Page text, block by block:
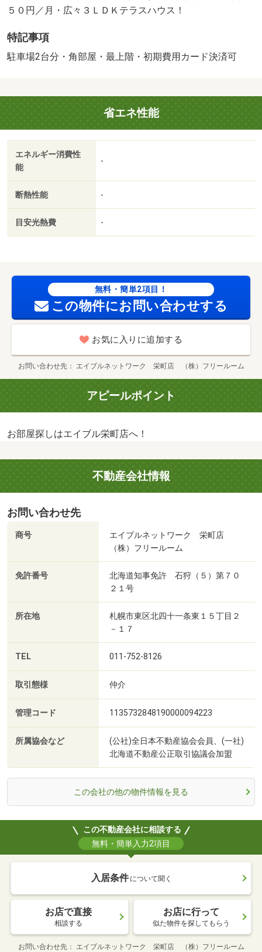
５０円／月・広々３ＬＤＫテラスハウス！
特記事項
駐車場2台分・角部屋・最上階・初期費用カード決済可
省エネ性能
エネルギー消費性
能
-
断熱性能 -
目安光熱費 -
無料・簡単2項目！
この物件にお問い合わせする
お気に入りに追加する
お問い合わせ先 エイブルネットワーク 栄町店 （株）フリールーム
アピールポイント
お部屋探しはエイブル栄町店へ！
不動産会社情報
お問い合わせ先
商号
エイブルネットワーク 栄町店
（株）フリールーム
免許番号
北海道知事免許 石狩（５）第７０
２１号
所在地
札幌市東区北四十一条東１５丁目２
－１７
TEL 011-752-8126
取引態様 仲介
管理コード 1135732848190000094223
所属協会など
(公社)全日本不動産協会会員、(一社)
北海道不動産公正取引協議会加盟
この会社の他の物件情報を見る
この不動産会社に相談する
無料・簡単入力2項目
入居条件 について聞く
お店で直接
相談する
お店に行って
似た物件を探してもらう
お問い合わせ先 エイブルネットワーク 栄町店 （株）フリールーム